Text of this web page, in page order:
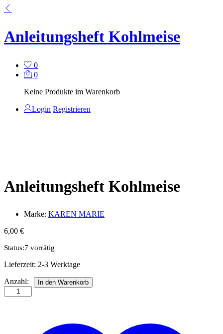
Anleitungsheft Kohlmeise
0
0
Keine Produkte im Warenkorb
Login Registrieren
Anleitungsheft Kohlmeise
Marke: KAREN MARIE
6,00 €
Status:7 vorrätig
Lieferzeit: 2-3 Werktage
Anleitungsheft
Kohlmeise
Anzahl
Anzahl: In den Warenkorb